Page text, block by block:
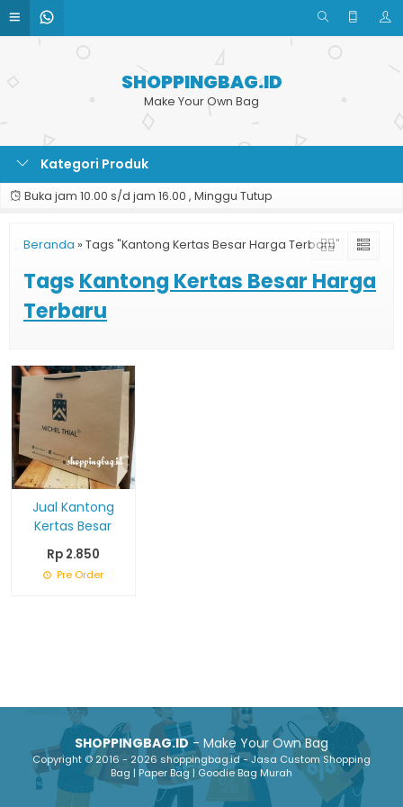
SHOPPINGBAG.ID
Make Your Own Bag
Kategori Produk
Buka jam 10.00 s/d jam 16.00 , Minggu Tutup
Beranda » Tags "Kantong Kertas Besar Harga Terbaru"
Tags Kantong Kertas Besar Harga
Terbaru
Jual Kantong
Kertas Besar
Rp 2.850
Pre Order
SHOPPINGBAG.ID- Make Your Own Bag
Copyright © 2016 - 2026 shoppingbag.id - Jasa Custom Shopping
Bag | Paper Bag | Goodie Bag Murah